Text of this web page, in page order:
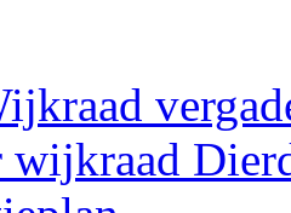
wijkraad